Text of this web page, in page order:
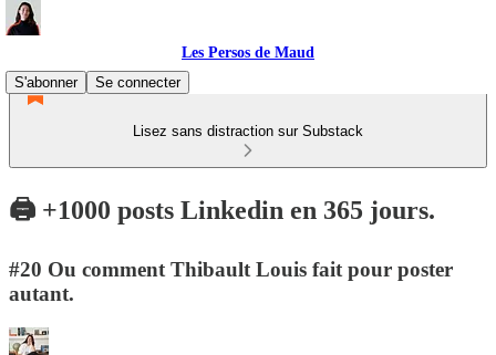
Les Persos de Maud
S'abonner
Se connecter
Lisez sans distraction sur Substack
🖨️ +1000 posts Linkedin en 365 jours.
#20 Ou comment Thibault Louis fait pour poster
autant.